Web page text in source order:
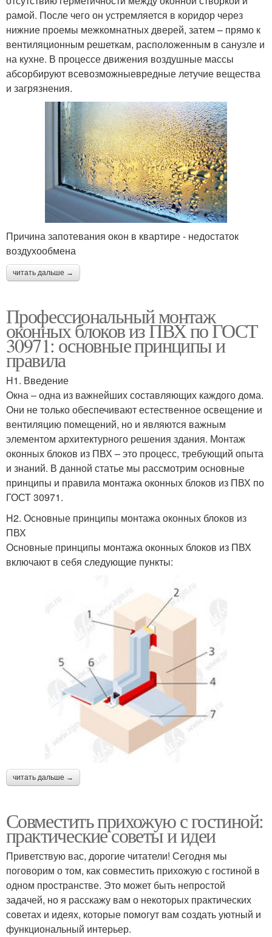
рамой. После чего он устремляется в коридор через
нижние проемы межкомнатных дверей, затем – прямо к
вентиляционным решеткам, расположенным в санузле и
на кухне. В процессе движения воздушные массы
абсорбируют всевозможныевредные летучие вещества
и загрязнения.
Причина запотевания окон в квартире - недостаток
воздухообмена
читать дальше →
Профессиональный монтаж
оконных блоков из ПВХ по ГОСТ
30971: основные принципы и
правила
H1. Введение
Окна – одна из важнейших составляющих каждого дома.
Они не только обеспечивают естественное освещение и
вентиляцию помещений, но и являются важным
элементом архитектурного решения здания. Монтаж
оконных блоков из ПВХ – это процесс, требующий опыта
и знаний. В данной статье мы рассмотрим основные
принципы и правила монтажа оконных блоков из ПВХ по
ГОСТ 30971.
H2. Основные принципы монтажа оконных блоков из
ПВХ
Основные принципы монтажа оконных блоков из ПВХ
включают в себя следующие пункты:
читать дальше →
Совместить прихожую с гостиной:
практические советы и идеи
Приветствую вас, дорогие читатели! Сегодня мы
поговорим о том, как совместить прихожую с гостиной в
одном пространстве. Это может быть непростой
задачей, но я расскажу вам о некоторых практических
советах и идеях, которые помогут вам создать уютный и
функциональный интерьер.